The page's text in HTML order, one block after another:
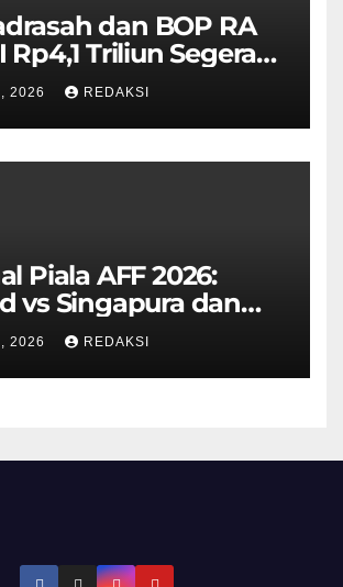
dan BOP RA
Rp4,1 Triliun Segera
Jadwal
2026 REDAKSI
Piala AFF 2026:
vs Singapura dan
vs Malaysia
2026 REDAKSI